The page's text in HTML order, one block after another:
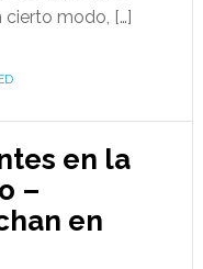
cierto modo, […]
en la
–
en